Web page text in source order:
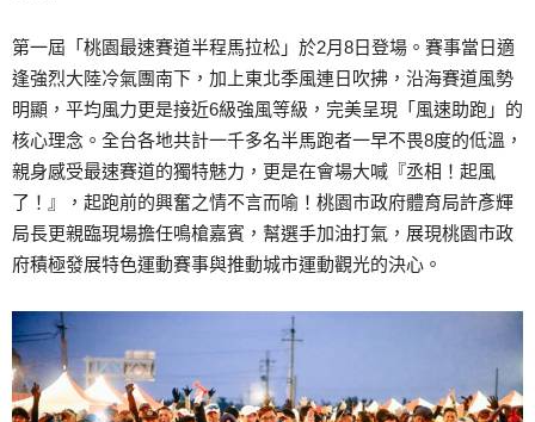
第一屆「桃園最速賽道半程馬拉松」於2月8日登場。賽事當日適
逢強烈大陸冷氣團南下，加上東北季風連日吹拂，沿海賽道風勢
明顯，平均風力更是接近6級強風等級，完美呈現「風速助跑」的
核心理念。全台各地共計一千多名半馬跑者一早不畏8度的低溫，
親身感受最速賽道的獨特魅力，更是在會場大喊『丞相！起風
了！』，起跑前的興奮之情不言而喻！桃園市政府體育局許彥輝
局長更親臨現場擔任鳴槍嘉賓，幫選手加油打氣，展現桃園市政
府積極發展特色運動賽事與推動城市運動觀光的決心。